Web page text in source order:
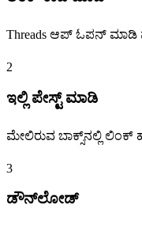
Threads ಆಪ್ ಓಪನ್
2
ಇಲ್ಲಿ ಪೇಸ್ಟ್ ಮಾಡಿ
ಮೇಲಿರುವ ಬಾಕ್ಸ್‌ನಲ್ಲಿ ಲಿಂಕ್
3
ಡೌನ್‌ಲೋಡ್